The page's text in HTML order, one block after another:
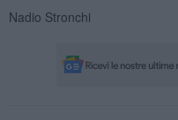
Nadio Stronchi